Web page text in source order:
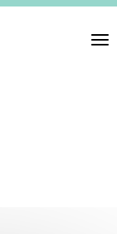
Toggle